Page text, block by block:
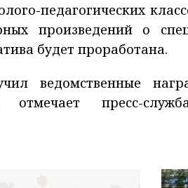
педагогических
произведений о
будет проработана.
ведомственные
отмечает пресс-